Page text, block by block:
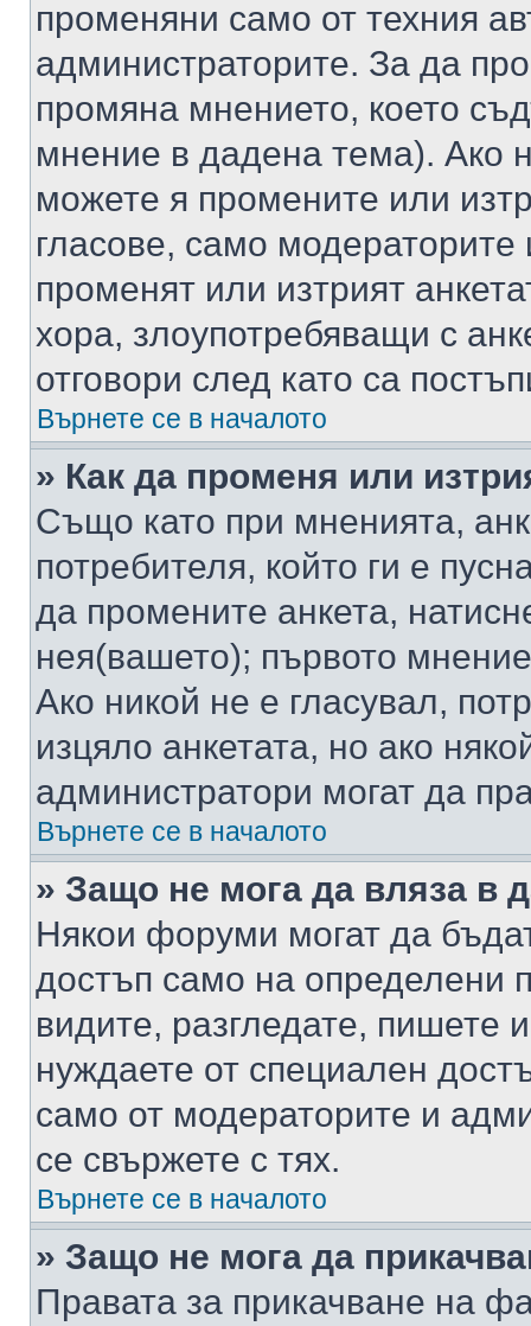
променяни само от техния
администраторите. За да
промяна мнението, което
мнение в дадена тема). Ако
можете я промените или
гласове, само
променят или изтрият
хора, злоупотребяващи с
отговори след като са
Върнете се в началото
» Как да променя или
Също като при мненията,
потребителя, който ги е
да промените анкета,
нея(вашето); първото
Ако никой не е гласувал,
изцяло анкетата, но ако
администратори могат да
Върнете се в началото
» Защо не мога да вляза в
Някои форуми могат да
достъп само на определени
видите, разгледате, пишете
нуждаете от специален
само от модераторите и
се свържете с тях.
Върнете се в началото
» Защо не мога да
Правата за прикачване на